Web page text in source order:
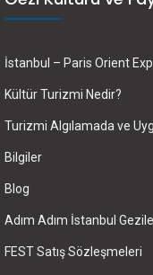
İstanbul – Paris Orient
Kültür Turizmi Nedir?
Turizmi Algılamada ve
Bilgiler
Blog
Adım Adım İstanbul
FEST Satış Sözleşmeleri